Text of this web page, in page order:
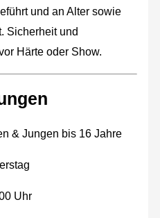
und an Alter sowie
Sicherheit und
Härte oder Show.
& Jungen bis 16 Jahre
Uhr